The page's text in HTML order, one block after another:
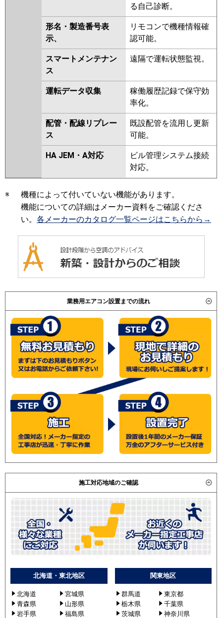
る自己診断。
形名・製造番号表
示、
リモコンで機種情報確
認可能。
スマートメンテナン
ス
遠隔で運転状態監視。
運転データ収集
稼働履歴記録で保守効
率化。
配管・配線リプレー
ス
既設配管を流用し更新
可能。
HA JEM・A対応
ビル管理システム接続
対応。
※
機種によって付いていない機能があります。
機能についての詳細はメーカー資料をご確認くださ
い。 各メーカーのカタログ一覧ページはこちらから→
業務用エアコン設置までの流れ
施工対応地域のご確認
北海道・東北地区
北海道
宮城県
青森県
山形県
岩手県
福島県
関東地区
群馬道
東京都
栃木県
千葉県
茨城県
神奈川県